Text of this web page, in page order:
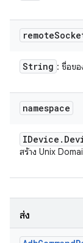
remote
String : ชื่อข
namespace
IDevice .
สร้าง Unix
ส่ง